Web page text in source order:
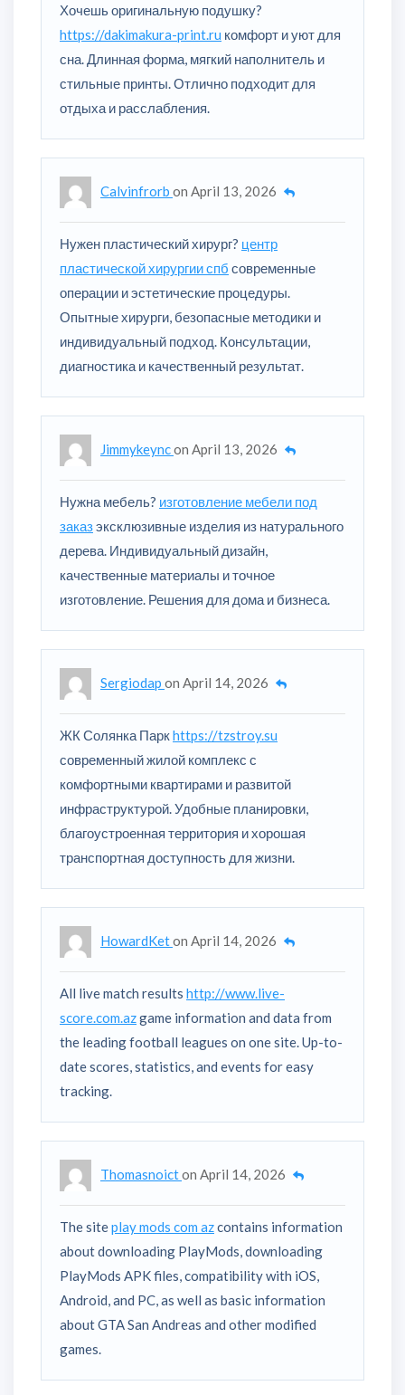
Хочешь оригинальную подушку?
https://dakimakura-print.ru комфорт и уют для
сна. Длинная форма, мягкий наполнитель и
стильные принты. Отлично подходит для
отдыха и расслабления.
Calvinfrorb on April 13, 2026
Нужен пластический хирург? центр
пластической хирургии спб современные
операции и эстетические процедуры.
Опытные хирурги, безопасные методики и
индивидуальный подход. Консультации,
диагностика и качественный результат.
Jimmykeyncon April 13, 2026
Нужна мебель? изготовление мебели под
заказэксклюзивные изделия из натурального
дерева. Индивидуальный дизайн,
качественные материалы и точное
изготовление. Решения для дома и бизнеса.
Sergiodap on April 14, 2026
ЖК Солянка Паркhttps://tzstroy.su
современный жилой комплекс с
комфортными квартирами и развитой
инфраструктурой. Удобные планировки,
благоустроенная территория и хорошая
транспортная доступность для жизни.
HowardKeton April 14, 2026
All live match results http://www.live-
score.com.azgame information and data from
the leading football leagues on one site. Up-to-
date scores, statistics, and events for easy
tracking.
Thomasnoicton April 14, 2026
The siteplay mods com azcontains information
about downloading PlayMods, downloading
PlayMods APK files, compatibility with iOS,
Android, and PC, as well as basic information
about GTA San Andreas and other modified
games.